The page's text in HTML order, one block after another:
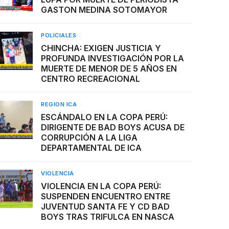
GASTON MEDINA SOTOMAYOR
POLICIALES
CHINCHA: EXIGEN JUSTICIA Y
PROFUNDA INVESTIGACIÓN POR LA
MUERTE DE MENOR DE 5 AÑOS EN
CENTRO RECREACIONAL
REGION ICA
ESCÁNDALO EN LA COPA PERÚ:
DIRIGENTE DE BAD BOYS ACUSA DE
CORRUPCIÓN A LA LIGA
DEPARTAMENTAL DE ICA
VIOLENCIA
VIOLENCIA EN LA COPA PERÚ:
SUSPENDEN ENCUENTRO ENTRE
JUVENTUD SANTA FE Y CD BAD
BOYS TRAS TRIFULCA EN NASCA